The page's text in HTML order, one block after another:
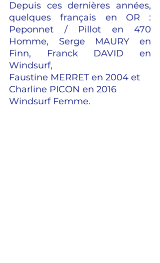
Depuis ces dernières années,
quelques français en OR :
Peponnet / Pillot en 470
Homme, Serge MAURY en
Finn, Franck DAVID en
Windsurf,
Faustine MERRET en 2004 et
Charline PICON en 2016
Windsurf Femme.